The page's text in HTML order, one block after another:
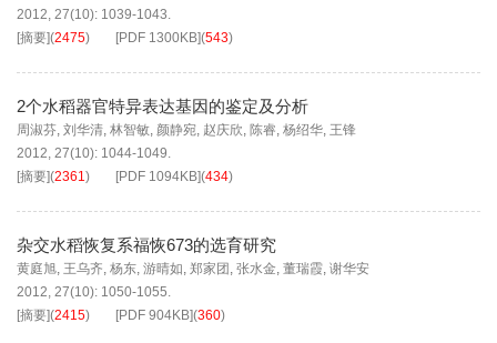
2012, 27(10): 1039-1043.
[摘要](2475) [PDF 1300KB](543)
2个水稻器官特异表达基因的鉴定及分析
周淑芬, 刘华清, 林智敏, 颜静宛, 赵庆欣, 陈睿, 杨绍华, 王锋
2012, 27(10): 1044-1049.
[摘要](2361) [PDF 1094KB](434)
杂交水稻恢复系福恢673的选育研究
黄庭旭, 王乌齐, 杨东, 游晴如, 郑家团 , 张水金, 董瑞霞, 谢华安
2012, 27(10): 1050-1055.
[摘要](2415) [PDF 904KB](360)